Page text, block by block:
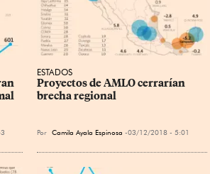
ESTADOS
Proyectos de AMLO cerrarían
brecha regional
Por Camila Ayala Espinosa 03/12/2018 - 5:01